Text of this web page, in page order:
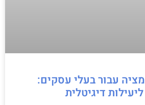
עבור בעלי עסקים:
דיגיטלית